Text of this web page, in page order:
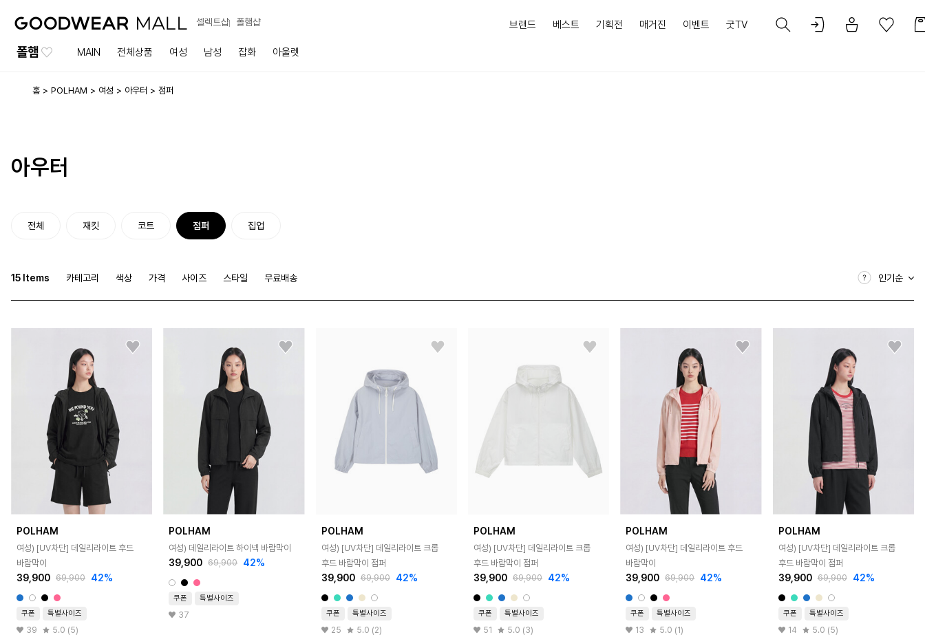
셀렉트샵 폴햄샵
폴햄 MAIN 전체상품 여성 남성 잡화 아울렛
브랜드 베스트 기획전 매거진 이벤트 굿TV
홈 POLHAM 여성 아우터 점퍼
아우터
전체 재킷 코트 점퍼 집업
15 Items 카테고리 색상 가격 사이즈 스타일 무료배송 인기순
POLHAM
여성) [UV차단] 데일리라이트 후드
바람막이
39,900 69,900 42%
쿠폰 특별사이즈
39 5.0 (5)
POLHAM
여성) 데일리라이트 하이넥 바람막이
39,900 69,900 42%
쿠폰 특별사이즈
37
POLHAM
여성) [UV차단] 데일리라이트 크롭
후드 바람막이 점퍼
39,900 69,900 42%
쿠폰 특별사이즈
25 5.0 (2)
POLHAM
여성) [UV차단] 데일리라이트 크롭
후드 바람막이 점퍼
39,900 69,900 42%
쿠폰 특별사이즈
51 5.0 (3)
POLHAM
여성) [UV차단] 데일리라이트 후드
바람막이
39,900 69,900 42%
쿠폰 특별사이즈
13 5.0 (1)
POLHAM
여성) [UV차단] 데일리라이트 크롭
후드 바람막이 점퍼
39,900 69,900 42%
쿠폰 특별사이즈
14 5.0 (5)